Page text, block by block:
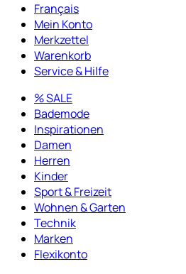
Français
Mein Konto
Merkzettel
Warenkorb
Service & Hilfe
% SALE
Bademode
Inspirationen
Damen
Herren
Kinder
Sport & Freizeit
Wohnen & Garten
Technik
Marken
Flexikonto